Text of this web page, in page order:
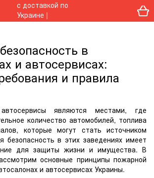
в
и автосервисах:
и правила
являются местами, где
количество автомобилей, топлива
которые могут стать источником
безопасность в этих заведениях имеет
для защиты жизни и имущества. В
основные принципы пожарной
и автосервисах Украины.